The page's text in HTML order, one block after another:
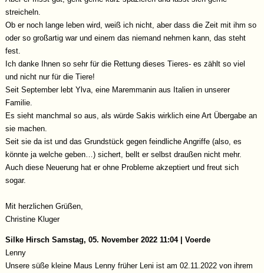
streicheln.
Ob er noch lange leben wird, weiß ich nicht, aber dass die Zeit mit ihm so
oder so großartig war und einem das niemand nehmen kann, das steht
fest.
Ich danke Ihnen so sehr für die Rettung dieses Tieres- es zählt so viel
und nicht nur für die Tiere!
Seit September lebt Ylva, eine Maremmanin aus Italien in unserer
Familie.
Es sieht manchmal so aus, als würde Sakis wirklich eine Art Übergabe an
sie machen.
Seit sie da ist und das Grundstück gegen feindliche Angriffe (also, es
könnte ja welche geben…) sichert, bellt er selbst draußen nicht mehr.
Auch diese Neuerung hat er ohne Probleme akzeptiert und freut sich
sogar.
Mit herzlichen Grüßen,
Christine Kluger
Silke HirschSamstag, 05. November 2022 11:04 | Voerde
Lenny
Unsere süße kleine Maus Lenny früher Leni ist am 02.11.2022 von ihrem